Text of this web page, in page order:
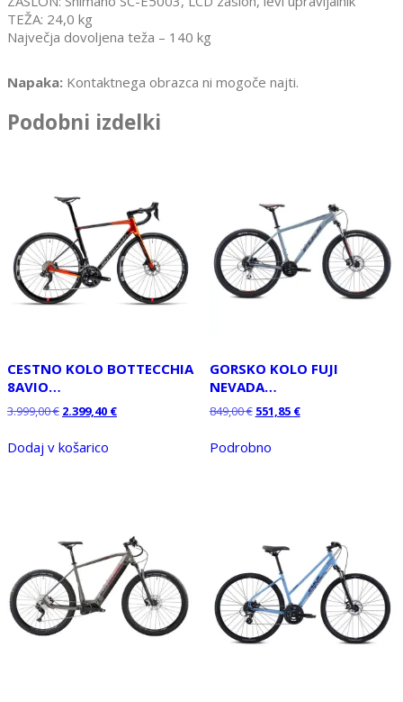
TEŽA: 24,0 kg
Največja dovoljena teža – 140 kg
Napaka: Kontaktnega obrazca ni mogoče najti.
Podobni izdelki
CESTNO KOLO BOTTECCHIA
8AVIO…
3.999,00€ Izvirna
je
bila:
2.399,40 €Trenutna
Dodaj v košarico
GORSKO KOLO FUJI
NEVADA…
849,00€ Izvirna
je
551,85 €Trenutna
Podrobno